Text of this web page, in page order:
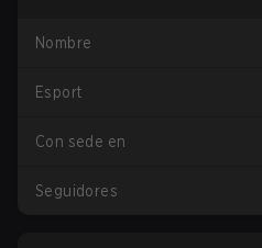
Nombre
Esport
Con sede en
Seguidores